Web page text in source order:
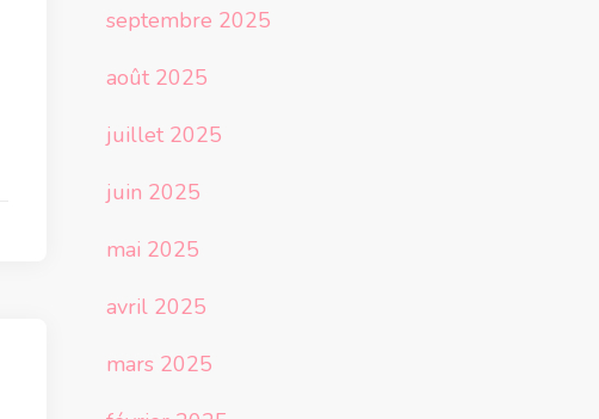
septembre 2025
août 2025
juillet 2025
juin 2025
mai 2025
avril 2025
mars 2025